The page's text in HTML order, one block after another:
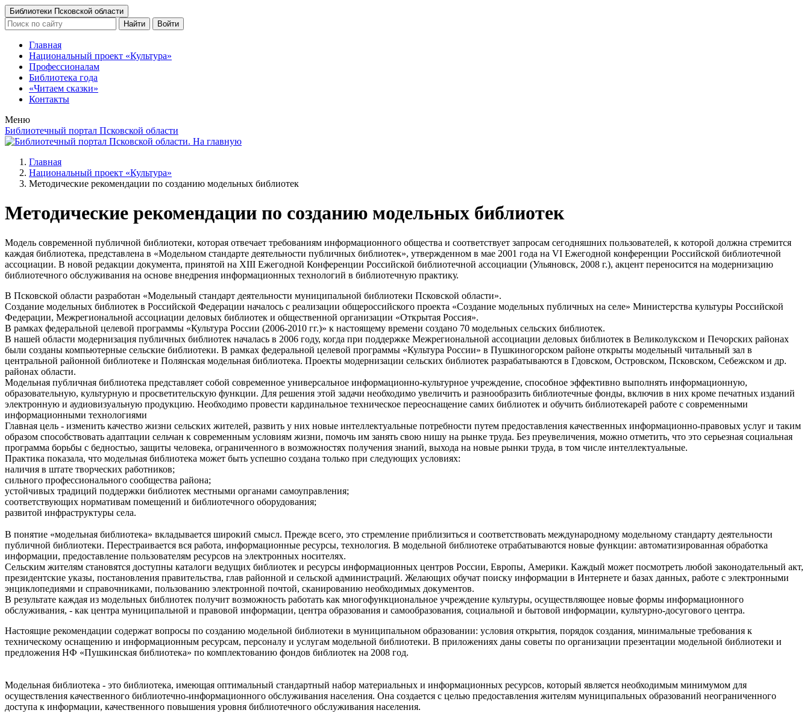
Библиотеки Псковской области
Найти
Войти
Главная
Национальный проект «Культура»
Профессионалам
Библиотека года
«Читаем сказки»
Контакты
Меню
Библиотечный портал Псковской области
Главная
Национальный проект «Культура»
Методические рекомендации по созданию модельных библиотек
Методические рекомендации по созданию модельных библиотек
Модель современной публичной библиотеки, которая отвечает требованиям информационного общества и соответствует запросам сегодняшних пользователей, к которой должна стремится
каждая библиотека, представлена в «Модельном стандарте деятельности публичных библиотек», утвержденном в мае 2001 года на VI Ежегодной конференции Российской библиотечной
ассоциации. В новой редакции документа, принятой на XIII Ежегодной Конференции Российской библиотечной ассоциации (Ульяновск, 2008 г.), акцент переносится на модернизацию
библиотечного обслуживания на основе внедрения информационных технологий в библиотечную практику.
В Псковской области разработан «Модельный стандарт деятельности муниципальной библиотеки Псковской области».
Создание модельных библиотек в Российской Федерации началось с реализации общероссийского проекта «Создание модельных публичных на селе» Министерства культуры Российской
Федерации, Межрегиональной ассоциации деловых библиотек и общественной организации «Открытая Россия».
В рамках федеральной целевой программы «Культура России (2006-2010 гг.)» к настоящему времени создано 70 модельных сельских библиотек.
В нашей области модернизация публичных библиотек началась в 2006 году, когда при поддержке Межрегиональной ассоциации деловых библиотек в Великолукском и Печорских районах
были созданы компьютерные сельские библиотеки. В рамках федеральной целевой программы «Культура России» в Пушкиногорском районе открыты модельный читальный зал в
центральной районной библиотеке и Полянская модельная библиотека. Проекты модернизации сельских библиотек разрабатываются в Гдовском, Островском, Псковском, Себежском и др.
районах области.
Модельная публичная библиотека представляет собой современное универсальное информационно-культурное учреждение, способное эффективно выполнять информационную,
образовательную, культурную и просветительскую функции. Для решения этой задачи необходимо увеличить и разнообразить библиотечные фонды, включив в них кроме печатных изданий
электронную и аудиовизуальную продукцию. Необходимо провести кардинальное техническое переоснащение самих библиотек и обучить библиотекарей работе с современными
информационными технологиями
Главная цель - изменить качество жизни сельских жителей, развить у них новые интеллектуальные потребности путем предоставления качественных информационно-правовых услуг и таким
образом способствовать адаптации сельчан к современным условиям жизни, помочь им занять свою нишу на рынке труда. Без преувеличения, можно отметить, что это серьезная социальная
программа борьбы с бедностью, защиты человека, ограниченного в возможностях получения знаний, выхода на новые рынки труда, в том числе интеллектуальные.
Практика показала, что модельная библиотека может быть успешно создана только при следующих условиях:
наличия в штате творческих работников;
сильного профессионального сообщества района;
устойчивых традиций поддержки библиотек местными органами самоуправления;
соответствующих нормативам помещений и библиотечного оборудования;
развитой инфраструктуры села.
В понятие «модельная библиотека» вкладывается широкий смысл. Прежде всего, это стремление приблизиться и соответствовать международному модельному стандарту деятельности
публичной библиотеки. Перестраивается вся работа, информационные ресурсы, технология. В модельной библиотеке отрабатываются новые функции: автоматизированная обработка
информации, предоставление пользователям ресурсов на электронных носителях.
Сельским жителям становятся доступны каталоги ведущих библиотек и ресурсы информационных центров России, Европы, Америки. Каждый может посмотреть любой законодательный акт,
президентские указы, постановления правительства, глав районной и сельской администраций. Желающих обучат поиску информации в Интернете и базах данных, работе с электронными
энциклопедиями и справочниками, пользованию электронной почтой, сканированию необходимых документов.
В результате каждая из модельных библиотек получит возможность работать как многофункциональное учреждение культуры, осуществляющее новые формы информационного
обслуживания, - как центра муниципальной и правовой информации, центра образования и самообразования, социальной и бытовой информации, культурно-досугового центра.
Настоящие рекомендации содержат вопросы по созданию модельной библиотеки в муниципальном образовании: условия открытия, порядок создания, минимальные требования к
техническому оснащению и информационным ресурсам, персоналу и услугам модельной библиотеки. В приложениях даны советы по организации презентации модельной библиотеки и
предложения НФ «Пушкинская библиотека» по комплектованию фондов библиотек на 2008 год.
Модельная библиотека - это библиотека, имеющая оптимальный стандартный набор материальных и информационных ресурсов, который является необходимым минимумом для
осуществления качественного библиотечно-информационного обслуживания населения. Она создается с целью предоставления жителям муниципальных образований неограниченного
доступа к информации, качественного повышения уровня библиотечного обслуживания населения.